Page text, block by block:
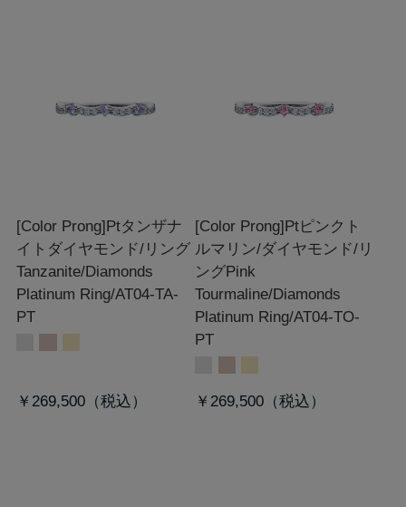
[Color Prong]Ptタンザナ
イトダイヤモンド/リング
Tanzanite/Diamonds
Platinum Ring/AT04-TA-
PT
￥269,500
[Color Prong]Ptピンクト
ルマリン/ダイヤモンド/リ
ングPink
Tourmaline/Diamonds
Platinum Ring/AT04-TO-
PT
￥269,500